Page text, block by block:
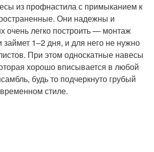
из профнастила с примыканием к
Они надежны и
очень легко построить — монтаж
займет 1–2 дня, и для него не нужно
При этом односкатные навесы
хорошо вписывается в любой
будь то подчеркнуто грубый
стиле.